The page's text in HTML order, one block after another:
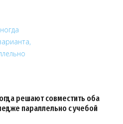
решают совместить оба
параллельно с учебой